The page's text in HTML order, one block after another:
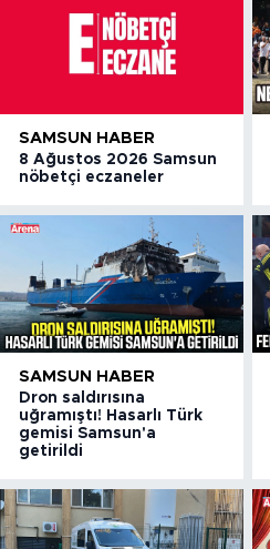
SAMSUN HABER
8 Ağustos 2026 Samsun
nöbetçi eczaneler
SAMSUN HABER
Dron saldırısına
uğramıştı! Hasarlı Türk
gemisi Samsun'a
getirildi